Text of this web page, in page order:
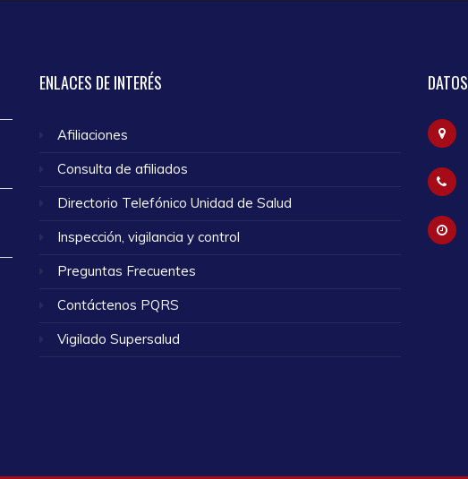
ENLACES DE INTERÉS
Afiliaciones
Consulta de afiliados
Directorio Telefónico Unidad de Salud
Inspección, vigilancia y control
Preguntas Frecuentes
Contáctenos PQRS
Vigilado Supersalud
DATOS